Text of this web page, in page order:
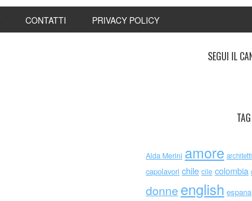
CONTATTI PRIVACY POLICY
SEGUI IL
TAG
Alda Merini amore architetti
capolavori chile cile colombia
donne english espana